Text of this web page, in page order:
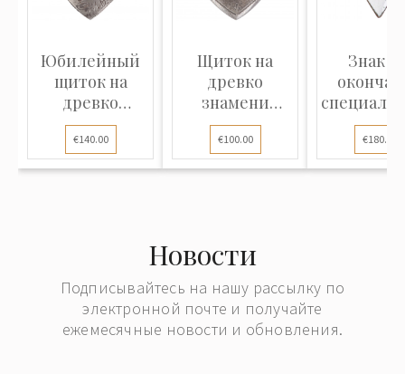
Юбилейный
щиток на
древко
знамени
"Подарок Во...
€140.00
Щиток на
древко
знамени
"Стренчское
общество...
€100.00
Знак
€180.00
Новости
Подписывайтесь на нашу рассылку по
электронной почте и получайте
ежемесячные новости и обновления.